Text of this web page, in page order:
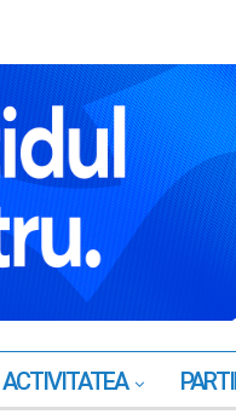
ACTIVITATEA